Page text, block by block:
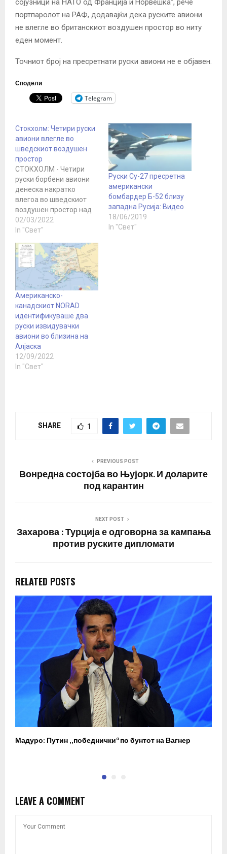
сојузници на НАТО од Франција и Норвешка“, рече
портпаролот на РАФ, додавајќи дека руските авиони
не влегле во британскиот воздушен простор во ниту
еден момент.
Точниот број на пресретнати руски авиони не е објавен.
Сподели
Telegram
Стокхолм: Четири руски
авиони влегле во
шведскиот воздушен
простор
СТОКХОЛМ - Четири
руски борбени авиони
денеска накратко
влегоа во шведскиот
воздушен простор над
Балтичкото Море,
соопшти шведската
министерот за одбрана
Петер Хултквист, кој го
осуди потегот на
руските воздухопловни
сили, пренесува Ројтерс.
Два руски авиони Су-27
и два авиони Су-24
влегле во Шведска во…
02/03/2022
In "Свет"
Руски Су-27 пресретна
американски
бомбардер Б-52 близу
западна Русија: Видео
18/06/2019
In "Свет"
Американско-
канадскиот NORAD
идентификуваше два
руски извидувачки
авиони во близина на
Алјаска
12/09/2022
In "Свет"
SHARE 1
PREVIOUS POST
Вонредна состојба во Њујорк. И доларите
под карантин
NEXT POST
Захарова : Турција е одговорна за кампања
против руските дипломати
RELATED POSTS
Мадуро: Путин „победнички“ по бунтот на Вагнер
LEAVE A COMMENT